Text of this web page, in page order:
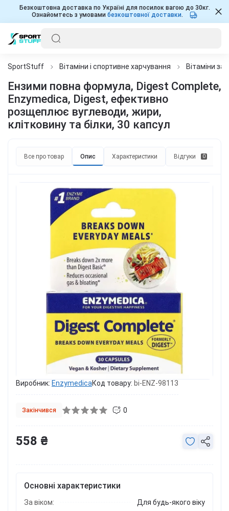
Безкоштовна доставка по Україні для посилок вагою до 30кг.
Ознайомтесь з умовами безкоштовної доставки.
SportStuff Вітаміни і спортивне харчування Вітаміни
Ензими повна формула, Digest Complete,
Enzymedica, Digest, ефективно
розщеплює вуглеводи, жири,
клітковину та білки, 30 капсул
Все про товар Опис Характеристики Відгуки 0
Виробник: EnzymedicaКод товару: bi-ENZ-98113
Закінчився 0
Основні характеристики
За віком:
Для будь-якого віку
558 ₴